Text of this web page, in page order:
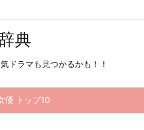
典
ドラマも見つかるかも！！
優 トップ10